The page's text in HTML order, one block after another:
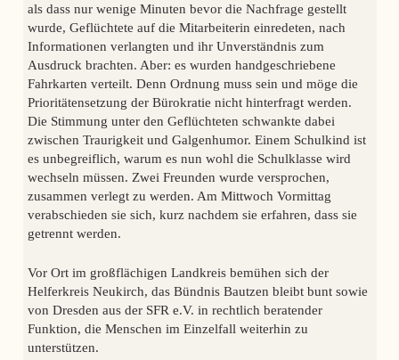
als dass nur wenige Minuten bevor die Nachfrage gestellt
wurde, Geflüchtete auf die Mitarbeiterin einredeten, nach
Informationen verlangten und ihr Unverständnis zum
Ausdruck brachten. Aber: es wurden handgeschriebene
Fahrkarten verteilt. Denn Ordnung muss sein und möge die
Prioritätensetzung der Bürokratie nicht hinterfragt werden.
Die Stimmung unter den Geflüchteten schwankte dabei
zwischen Traurigkeit und Galgenhumor. Einem Schulkind ist
es unbegreiflich, warum es nun wohl die Schulklasse wird
wechseln müssen. Zwei Freunden wurde versprochen,
zusammen verlegt zu werden. Am Mittwoch Vormittag
verabschieden sie sich, kurz nachdem sie erfahren, dass sie
getrennt werden.
Vor Ort im großflächigen Landkreis bemühen sich der
Helferkreis Neukirch, das Bündnis Bautzen bleibt bunt sowie
von Dresden aus der SFR e.V. in rechtlich beratender
Funktion, die Menschen im Einzelfall weiterhin zu
unterstützen.